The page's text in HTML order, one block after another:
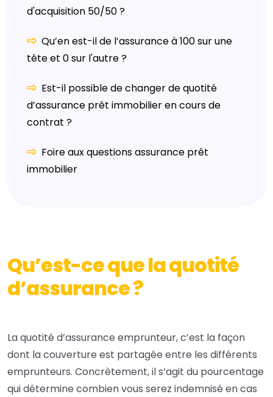
d'acquisition 50/50 ?
Qu’en est-il de l’assurance à 100 sur une
tête et 0 sur l'autre ?
Est-il possible de changer de quotité
d’assurance prêt immobilier en cours de
contrat ?
Foire aux questions assurance prêt
immobilier
Qu’est-ce que la quotité
d’assurance ?
La quotité d’assurance emprunteur, c’est la façon
dont la couverture est partagée entre les différents
emprunteurs. Concrètement, il s’agit du pourcentage
qui détermine combien vous serez indemnisé en cas